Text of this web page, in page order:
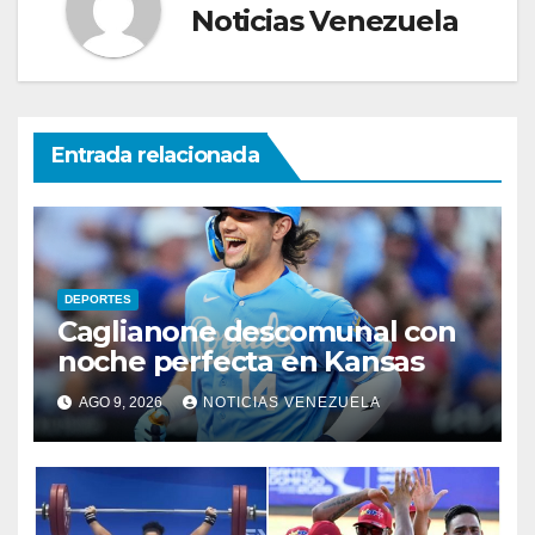
Noticias Venezuela
Entrada relacionada
DEPORTES
Caglianone descomunal con
noche perfecta en Kansas
AGO 9, 2026 NOTICIAS VENEZUELA